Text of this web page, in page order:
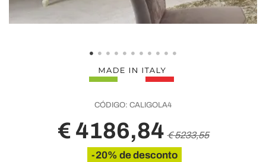
CÓDIGO: CALIGOLA4
€ 4186,84 € 5233,55
-20% de desconto